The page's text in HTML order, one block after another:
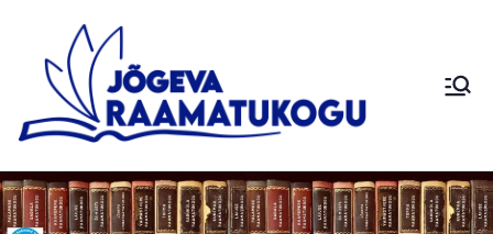
content
eva
Palamuse
Kuremaa